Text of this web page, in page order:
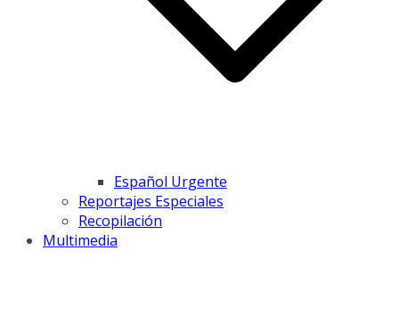
Español Urgente
Reportajes Especiales
Recopilación
Multimedia